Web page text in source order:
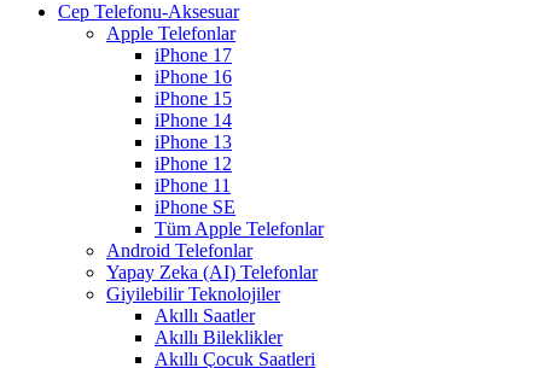
Cep Telefonu-Aksesuar
Apple Telefonlar
iPhone 17
iPhone 16
iPhone 15
iPhone 14
iPhone 13
iPhone 12
iPhone 11
iPhone SE
Tüm Apple Telefonlar
Android Telefonlar
Yapay Zeka (AI) Telefonlar
Giyilebilir Teknolojiler
Akıllı Saatler
Akıllı Bileklikler
Akıllı Çocuk Saatleri